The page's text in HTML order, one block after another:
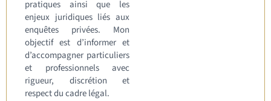
pratiques ainsi que les
enjeux juridiques liés aux
enquêtes privées. Mon
objectif est d’informer et
d’accompagner particuliers
et professionnels avec
rigueur, discrétion et
respect du cadre légal.